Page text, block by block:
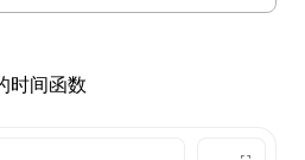
时间函数